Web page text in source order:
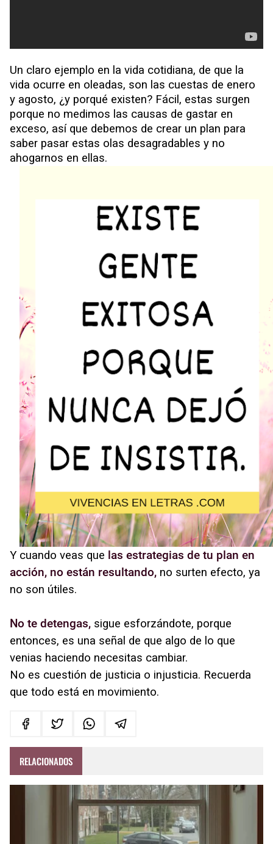
Un claro ejemplo en la vida cotidiana, de que la
vida ocurre en oleadas, son las cuestas de enero
y agosto, ¿y porqué existen? Fácil, estas surgen
porque no medimos las causas de gastar en
exceso, así que debemos de crear un plan para
saber pasar estas olas desagradables y no
ahogarnos en ellas.
Y cuando veas que las estrategias de tu plan en
acción, no están resultando, no surten efecto, ya
no son útiles.
No te detengas, sigue esforzándote, porque
entonces, es una señal de que algo de lo que
venias haciendo necesitas cambiar.
No es cuestión de justicia o injusticia. Recuerda
que todo está en movimiento.
RELACIONADOS